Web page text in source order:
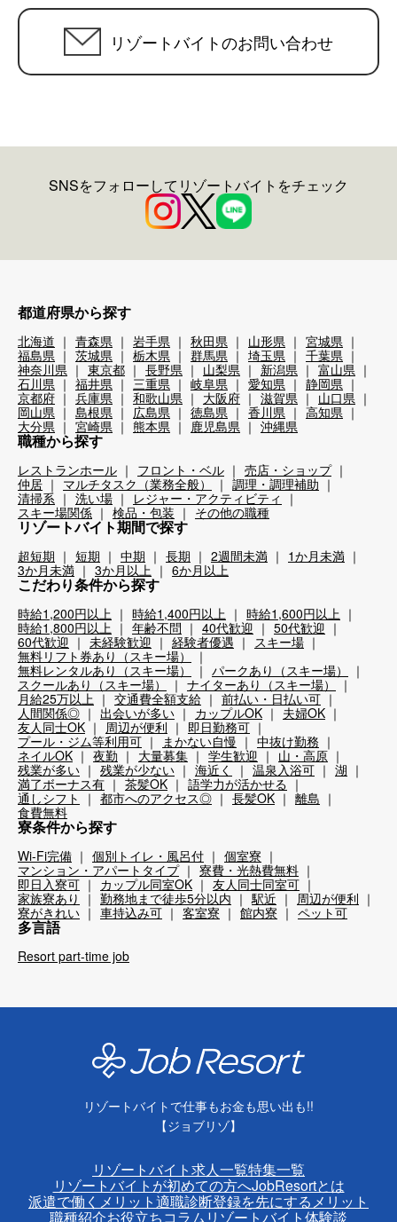
リゾートバイトのお問い合わせ
SNSをフォローしてリゾートバイトをチェック
都道府県から探す
北海道 青森県 岩手県 秋田県 山形県
宮城県
福島県
茨城県 栃木県 群馬県 埼玉県
千葉県
神奈川県
東京都 長野県 山梨県 新潟県
富山県
石川県
福井県 三重県 岐阜県 愛知県
静岡県
京都府
兵庫県 和歌山県 大阪府 滋賀県
山口県
岡山県
島根県 広島県 徳島県 香川県
高知県
大分県
宮崎県 熊本県 鹿児島県 沖縄県
職種から探す
レストランホール フロント・ベル
売店・ショップ
仲居
マルチタスク（業務全般）
調理・調理補助
清掃系
洗い場
レジャー・アクティビティ
スキー場関係
検品・包装 その他の職種
リゾートバイト期間で探す
超短期 短期 中期 長期 2週間未満
1か月未満
3か月未満
3か月以上 6か月以上
こだわり条件から探す
時給1,200円以上 時給1,400円以上
時給1,600円以上
時給1,800円以上
年齢不問 40代歓迎
50代歓迎
60代歓迎
未経験歓迎 経験者優遇
スキー場
無料リフト券あり（スキー場）
無料レンタルあり（スキー場）
パークあり（スキー場）
スクールあり（スキー場）
ナイターあり（スキー場）
月給25万以上
交通費全額支給
前払い・日払い可
人間関係◎
出会いが多い カップルOK
夫婦OK
友人同士OK
周辺が便利
即日勤務可
プール・ジム等利用可
まかない自慢
中抜け勤務
ネイルOK
夜勤 大量募集 学生歓迎
山・高原
残業が多い
残業が少ない 海近く 温泉入浴可
湖
満了ボーナス有
茶髪OK
語学力が活かせる
通しシフト
都市へのアクセス◎ 長髪OK
離島
食費無料
寮条件から探す
Wi-Fi完備 個別トイレ・風呂付
個室寮
マンション・アパートタイプ
寮費・光熱費無料
即日入寮可
カップル同室OK
友人同士同室可
家族寮あり
勤務地まで徒歩5分以内 駅近
周辺が便利
寮がきれい
車持込み可 客室寮 館内寮 ペット可
多言語
Resort part-time job
リゾートバイトで仕事もお金も思い出も!!
【ジョブリゾ】
リゾートバイト求人一覧特集一覧
リゾートバイトが初めての方へJobResortとは
派遣で働くメリット適職診断登録を先にするメリット
職種紹介お役立ちコラム リゾートバイト体験談